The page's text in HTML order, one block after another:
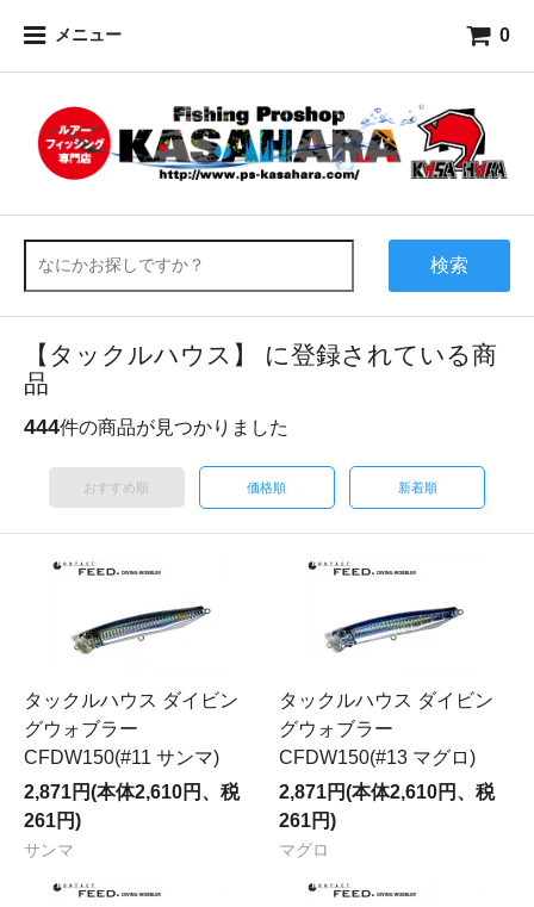
メニュー 0
検索
【タックルハウス】 に登録されている商
品
444件の商品が見つかりました
おすすめ順 価格順 新着順
タックルハウス ダイビン
グウォブラー
CFDW150(#11 サンマ)
2,871円(本体2,610円、税
261円)
サンマ
タックルハウス ダイビン
グウォブラー
CFDW150(#13 マグロ)
2,871円(本体2,610円、税
261円)
マグロ